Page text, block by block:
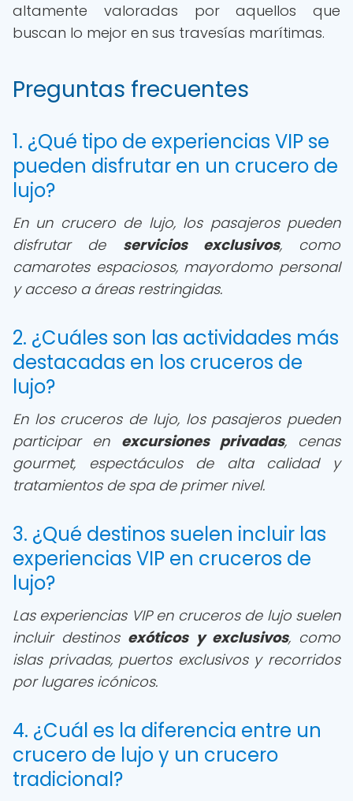
altamente valoradas por aquellos que
buscan lo mejor en sus travesías marítimas.
Preguntas frecuentes
1. ¿Qué tipo de experiencias VIP se
pueden disfrutar en un crucero de
lujo?
En un crucero de lujo, los pasajeros pueden
disfrutar de servicios exclusivos, como
camarotes espaciosos, mayordomo personal
y acceso a áreas restringidas.
2. ¿Cuáles son las actividades más
destacadas en los cruceros de
lujo?
En los cruceros de lujo, los pasajeros pueden
participar en excursiones privadas, cenas
gourmet, espectáculos de alta calidad y
tratamientos de spa de primer nivel.
3. ¿Qué destinos suelen incluir las
experiencias VIP en cruceros de
lujo?
Las experiencias VIP en cruceros de lujo suelen
incluir destinos exóticos y exclusivos, como
islas privadas, puertos exclusivos y recorridos
por lugares icónicos.
4. ¿Cuál es la diferencia entre un
crucero de lujo y un crucero
tradicional?